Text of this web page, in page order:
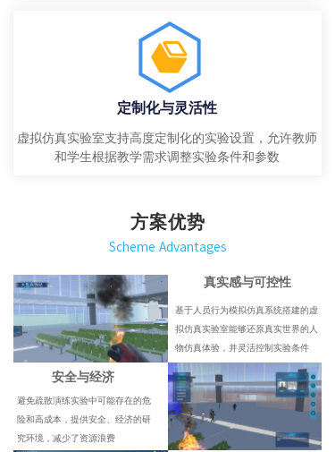
定制化与灵活性
虚拟仿真实验室支持高度定制化的实验设置，允许教师
和学生根据教学需求调整实验条件和参数
真实感与可控性
安全与经济
避免疏散演练实验中可能存在的危
险和高成本，提供安全、经济的研
究环境，减少了资源浪费
基于人员行为模拟仿真系统搭建的虚
拟仿真实验室能够还原真实世界的人
物仿真体验，并灵活控制实验条件
Scheme Advantages
方案优势